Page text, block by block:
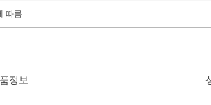
따름
정보